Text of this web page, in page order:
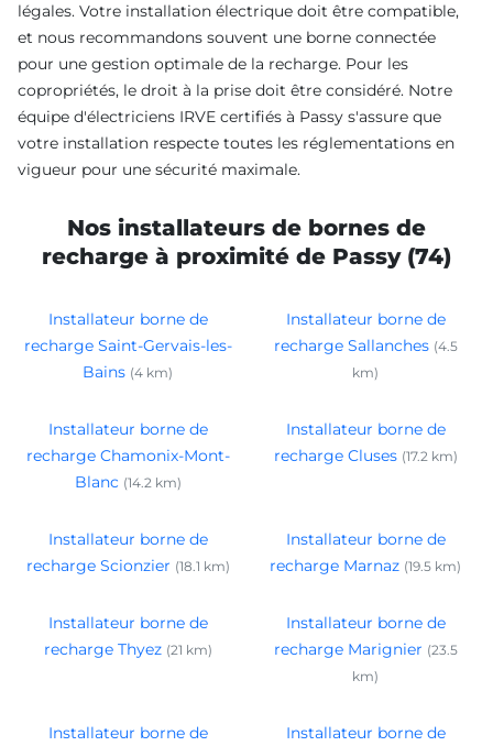
légales. Votre installation électrique doit être compatible,
et nous recommandons souvent une borne connectée
pour une gestion optimale de la recharge. Pour les
copropriétés, le droit à la prise doit être considéré. Notre
équipe d'électriciens IRVE certifiés à Passy s'assure que
votre installation respecte toutes les réglementations en
vigueur pour une sécurité maximale.
Nos installateurs de bornes de
recharge à proximité de Passy (74)
Installateur borne de
recharge Saint-Gervais-les-
Bains (4 km)
Installateur borne de
recharge Sallanches (4.5
km)
Installateur borne de
recharge Chamonix-Mont-
Blanc (14.2 km)
Installateur borne de
recharge Cluses (17.2 km)
Installateur borne de
recharge Scionzier (18.1 km)
Installateur borne de
recharge Marnaz (19.5 km)
Installateur borne de
recharge Thyez (21 km)
Installateur borne de
recharge Marignier (23.5
km)
Installateur borne de
Installateur borne de